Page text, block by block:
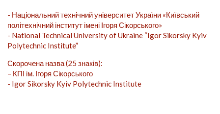
- Національний технічний університет України «Київський
політехнічний інститут імені Ігоря Сікорського»
- National Technical University of Ukraine “Igor Sikorsky Kyiv
Polytechnic Institute”
Скорочена назва (25 знаків):
– КПІ ім. Ігоря Сікорського
- Igor Sikorsky Kyiv Polytechnic Institute